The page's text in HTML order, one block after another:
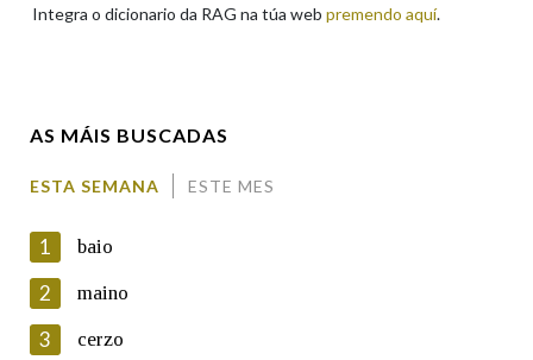
En cumprimento da normativa vixente en materia de
Integra o dicionario da RAG na túa web premendo aquí.
AS MÁIS BUSCADAS
ESTA SEMANA ESTE MES
1 baio
2 maino
3 cerzo